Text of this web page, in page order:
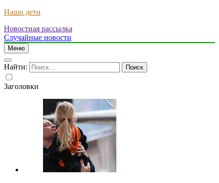
Наши дети
Новостная рассылка
Случайные новости
Меню
Найти:
Заголовки